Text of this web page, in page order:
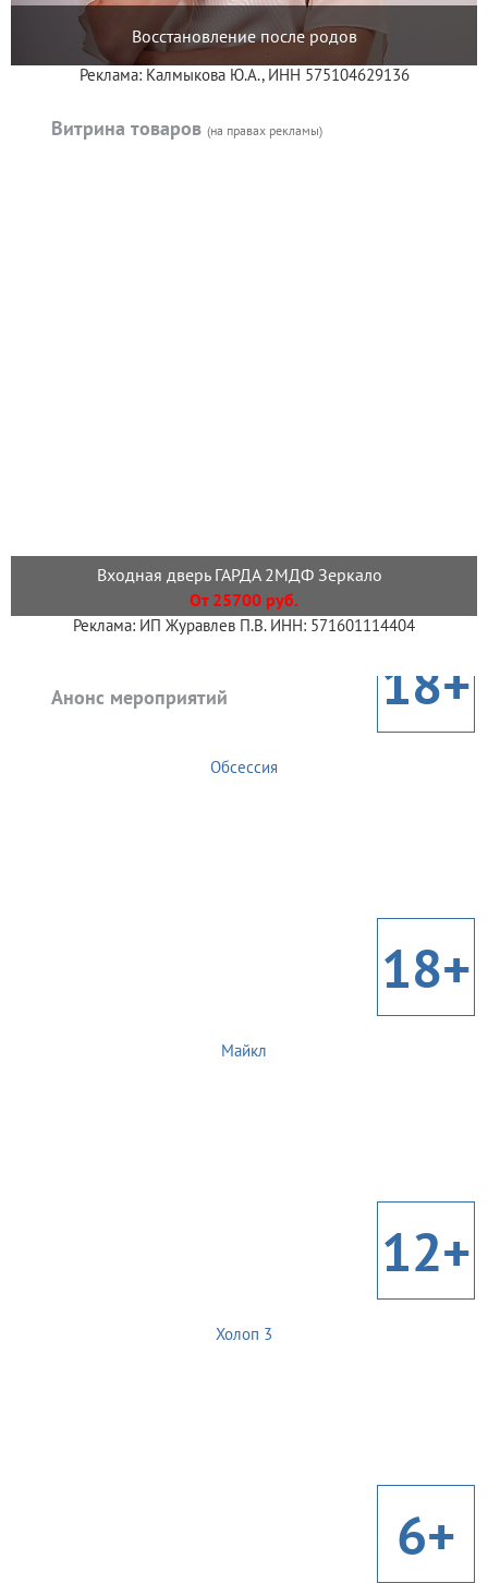
Восстановление после родов
Реклама: Калмыкова Ю.А., ИНН 575104629136
Витрина товаров (на правах рекламы)
Входная дверь ГАРДА 2МДФ Зеркало
От 25700 руб.
Реклама: ИП Журавлев П.В. ИНН: 571601114404
Анонс мероприятий 18+
Обсессия
18+
Майкл
12+
Холоп 3
6+